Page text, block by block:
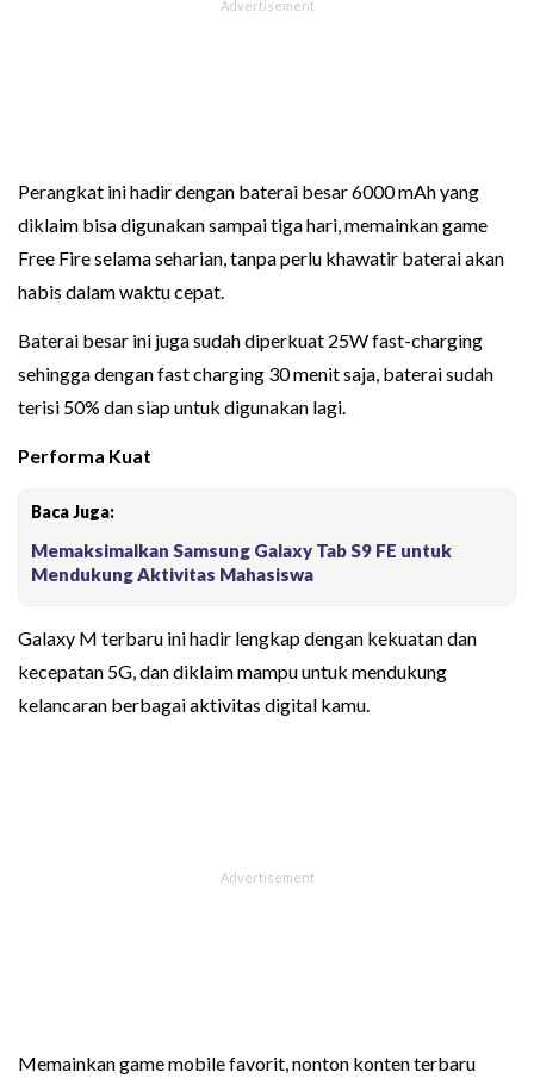
Perangkat ini hadir dengan baterai besar 6000 mAh yang
diklaim bisa digunakan sampai tiga hari, memainkan game
Free Fire selama seharian, tanpa perlu khawatir baterai akan
habis dalam waktu cepat.
Baterai besar ini juga sudah diperkuat 25W fast-charging
sehingga dengan fast charging 30 menit saja, baterai sudah
terisi 50% dan siap untuk digunakan lagi.
Performa Kuat
Baca Juga:
Memaksimalkan Samsung Galaxy Tab S9 FE untuk
Mendukung Aktivitas Mahasiswa
Galaxy M terbaru ini hadir lengkap dengan kekuatan dan
kecepatan 5G, dan diklaim mampu untuk mendukung
kelancaran berbagai aktivitas digital kamu.
Memainkan game mobile favorit, nonton konten terbaru